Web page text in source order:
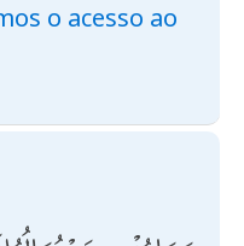
o acesso ao